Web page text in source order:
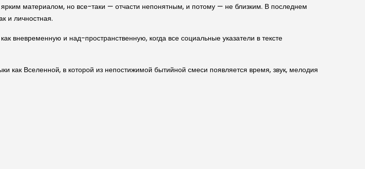
материалом, но все-таки — отчасти непонятным, и потому — не близким. В последнем
и личностная.
вневременную и над-пространственную, когда все социальные указатели в тексте
как Вселенной, в которой из непостижимой бытийной смеси появляется время, звук, мелодия